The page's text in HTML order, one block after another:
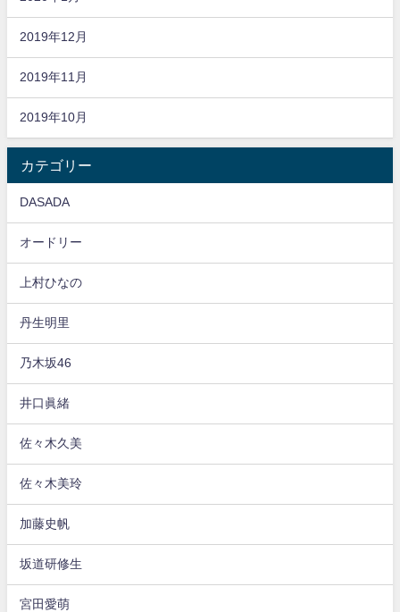
2019年12月
2019年11月
2019年10月
カテゴリー
DASADA
オードリー
上村ひなの
丹生明里
乃木坂46
井口眞緒
佐々木久美
佐々木美玲
加藤史帆
坂道研修生
宮田愛萌